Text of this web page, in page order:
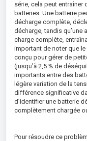
série, cela peut
batteries. Une batterie
décharge complète,
décharge, tandis qu’une
charge complète,
important de noter que
conçu pour gérer de
(jusqu’à 2,5 % de
importants entre des
légère variation de la
différence significative
d’identifier une batterie
complètement chargée
Pour résoudre ce